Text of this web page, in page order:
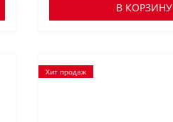
В КОРЗИНУ
Хит продаж